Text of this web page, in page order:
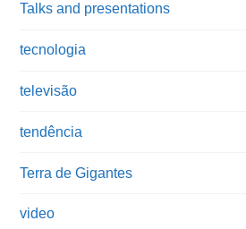
Talks and presentations
tecnologia
televisão
tendência
Terra de Gigantes
video